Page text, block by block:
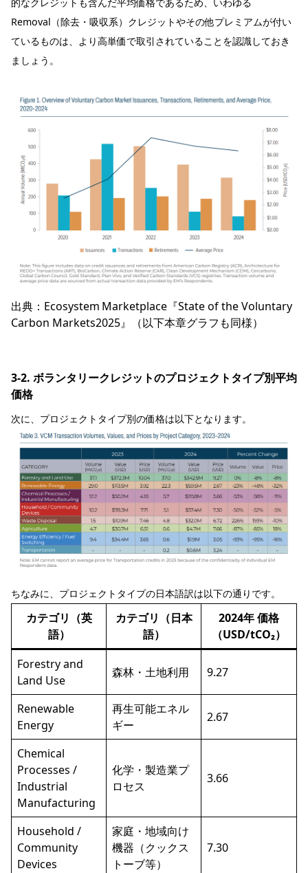
Removal（除去・吸収系）クレジットやその他プレミアムが付い
ているものは、より高単価で取引されていることを認識しておき
ましょう。
出典： Ecosystem Marketplace『State of the Voluntary
Carbon Markets2025』
（以下本章グラフも同様）
3-2. ボランタリークレジットのプロジェクトタイプ別平均
価格
次に、プロジェクトタイプ別の価格は以下となります。
ちなみに、プロジェクトタイプの日本語訳は以下の通りです。
カテゴリ（英
語）
カテゴリ（日本
語）
2024年 価格
（USD/tCO₂）
Forestry and
Land Use
森林・土地利用 9.27
Renewable
Energy
再生可能エネル
ギー
2.67
Chemical
Processes /
Industrial
Manufacturing
化学・製造業プ
ロセス
3.66
Household /
Community
Devices
家庭・地域向け
機器（クックス
トーブ等）
7.30